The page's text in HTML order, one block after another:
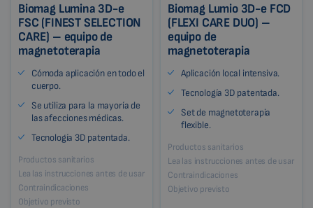
Biomag Lumina 3D-e
FSC (FINEST SELECTION
CARE) – equipo de
magnetoterapia
Cómoda aplicación en todo el
cuerpo.
Se utiliza para la mayoría de
las afecciones médicas.
Tecnología 3D patentada.
Productos sanitarios
Lea las instrucciones antes de usar
Contraindicaciones
Objetivo previsto
Biomag Lumio 3D-e FCD
(FLEXI CARE DUO) –
equipo de
magnetoterapia
Aplicación local intensiva.
Tecnología 3D patentada.
Set de magnetoterapia
flexible.
Productos sanitarios
Lea las instrucciones antes de usar
Contraindicaciones
Objetivo previsto